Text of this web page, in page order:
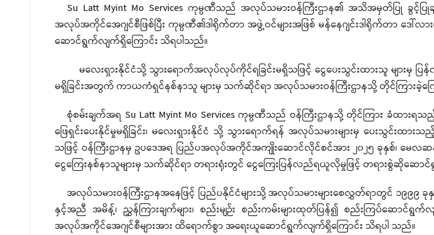
Su Latt Myint Mo Services ကုမ္ပဏီသည် အလုပ်သမားဝန်ကြီးဌာန၏ အသိအမှတ်ပြု ခွင့်ပ
အလုပ်အကိုင်အေဂျင်စီဖြစ်ပြီး ကုမ္ပဏီ၏ဒါရိုက်တာ အဖွဲ့ဝင်များအဖြစ် မန်နေဂျင်းဒါရိုက်တာ ဒေါ်လား
ဆောင်ရွက်လျက်ရှိကြောင်း သိရပါသည်။
မလေးရှားနိုင်ငံသို့ သွားရောက်အလုပ်လုပ်ကိုင်ရခြင်းမရှိသဖြင့် ငွေပေးသွင်းထားသူ များမှ ပ
မရှိခြင်းအတွက် ကာယကံရှင်နစ်နာသူ များမှ သက်ဆိုင်ရာ အလုပ်သမားဝန်ကြီးဌာနသို့ တိုင်ကြားခဲ့က
စုံစမ်းချက်အရ Su Latt Myint Mo Services ကုမ္ပဏီသည် ဝန်ကြီးဌာနသို့ တိုင်ကြား ခံထားရသ
ဖြေရှင်းပေးနိုင်မှုမရှိခြင်း၊ မလေးရှားနိုင်ငံ သို့ သွားရောက်ရန် အလုပ်သမားများမှ ပေးသွင်းထား
သဖြင့် ဝန်ကြီးဌာနမှ ဥပဒေအရ ပြည်ပအလုပ်အကိုင်အကျိုးဆောင်လိုင်စင်အား ၂၀၂၅ ခုနှစ်၊ မေလ
ငွေကြေးနစ်နာသူများမှ သက်ဆိုင်ရာ တရားရုံးတွင် ငွေကြေးပြန်လည်ရယူလိုမှုဖြင့် တရားစွဲဆိုဆော
အလုပ်သမားဝန်ကြီးဌာနအနေဖြင့် ပြည်ပနိုင်ငံများသို့ အလုပ်သမားများစေလွှတ်ရာတွင် ၁၉၉၉
နှင့်အညီ အမိန့်၊ ညွှန်ကြားချက်များ၊ စည်းမျဉ်း စည်းကမ်းများထုတ်ပြန်၍ စည်းကြပ်ဆောင်
အလုပ်အကိုင်အေဂျင်စီများအား ထိရောက်စွာ အရေးယူဆောင်ရွက်လျက်ရှိကြောင်း သိရပါ သည်။